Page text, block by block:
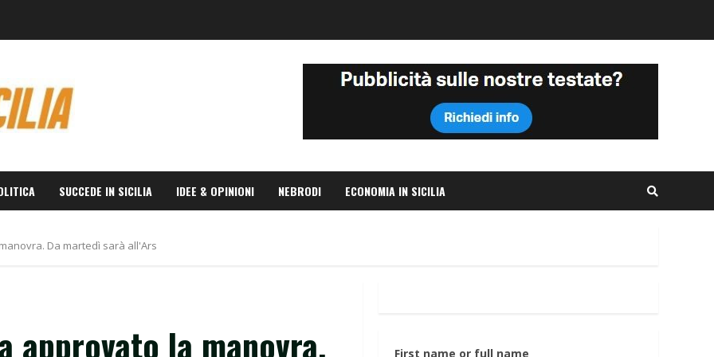
SUCCEDE IN SICILIA IDEE & OPINIONI NEBRODI ECONOMIA IN SICILIA
Da martedì sarà all'Ars
approvato la manovra.
First name or full name